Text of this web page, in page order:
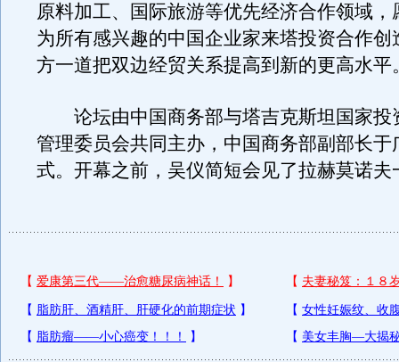
原料加工、国际旅游等优先经济合作领域，
为所有感兴趣的中国企业家来塔投资合作创
方一道把双边经贸关系提高到新的更高水平
论坛由中国商务部与塔吉克斯坦国家投
管理委员会共同主办，中国商务部副部长于
式。开幕之前，吴仪简短会见了拉赫莫诺夫